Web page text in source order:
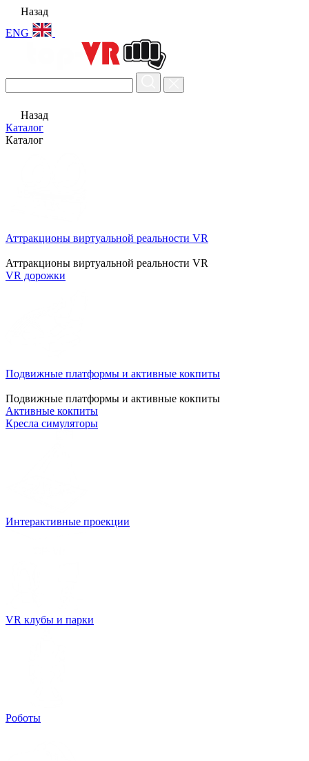
Назад
ENG
Назад
Каталог
Каталог
Аттракционы виртуальной реальности VR
Аттракционы виртуальной реальности VR
VR дорожки
Подвижные платформы и активные кокпиты
Подвижные платформы и активные кокпиты
Активные кокпиты
Кресла симуляторы
Интерактивные проекции
VR клубы и парки
Роботы